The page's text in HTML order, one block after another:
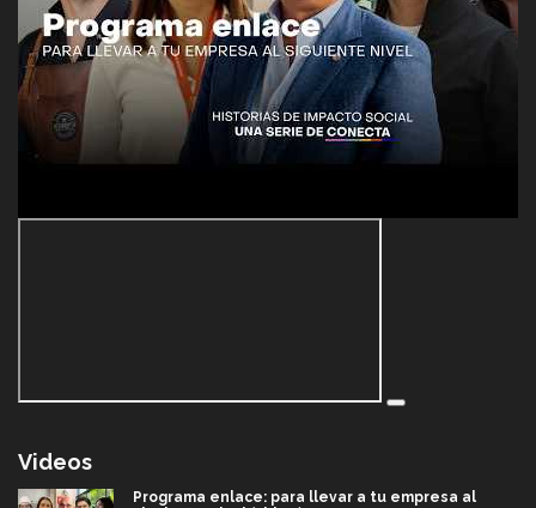
Videos
Programa enlace: para llevar a tu empresa al